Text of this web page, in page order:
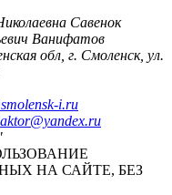
Савенок
Ванифатов
обл, г. Смоленск, ул.
i.ru
НА САЙТЕ, БЕЗ